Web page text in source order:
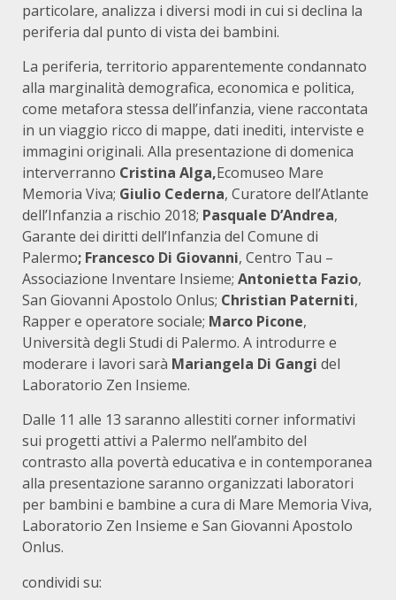
particolare, analizza i diversi modi in cui si declina la
periferia dal punto di vista dei bambini.
La periferia, territorio apparentemente condannato
alla marginalità demografica, economica e politica,
come metafora stessa dell’infanzia, viene raccontata
in un viaggio ricco di mappe, dati inediti, interviste e
immagini originali. Alla presentazione di domenica
interverranno Cristina Alga,Ecomuseo Mare
Memoria Viva; Giulio Cederna, Curatore dell’Atlante
dell’Infanzia a rischio 2018; Pasquale D’Andrea,
Garante dei diritti dell’Infanzia del Comune di
Palermo; Francesco Di Giovanni, Centro Tau –
Associazione Inventare Insieme; Antonietta Fazio,
San Giovanni Apostolo Onlus; Christian Paterniti,
Rapper e operatore sociale; Marco Picone,
Università degli Studi di Palermo. A introdurre e
moderare i lavori sarà Mariangela Di Gangi del
Laboratorio Zen Insieme.
Dalle 11 alle 13 saranno allestiti corner informativi
sui progetti attivi a Palermo nell’ambito del
contrasto alla povertà educativa e in contemporanea
alla presentazione saranno organizzati laboratori
per bambini e bambine a cura di Mare Memoria Viva,
Laboratorio Zen Insieme e San Giovanni Apostolo
Onlus.
condividi su: